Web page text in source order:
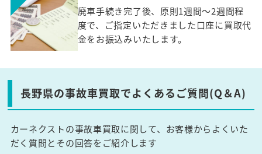
廃車手続き完了後、原則1週間～2週間程
度で、ご指定いただきました口座に買取代
金をお振込みいたします。
長野県の事故車買取でよくあるご質問(Q＆A)
カーネクストの事故車買取に関して、お客様からよくいた
だく質問とその回答をご紹介します